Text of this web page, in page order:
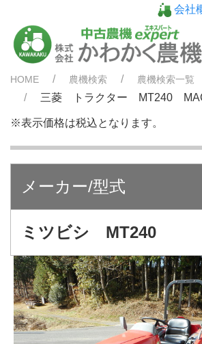
会社
HOME 農機検索 農機検索一覧
三菱 トラクター MT240
※表示価格は税込となります。
メーカー/型式
ミツビシ MT240